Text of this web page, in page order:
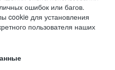
ошибок или багов.
cookie для установления
пользователя наших